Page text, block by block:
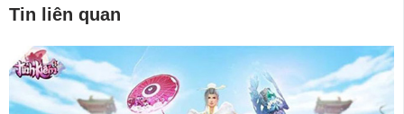
Tin liên quan